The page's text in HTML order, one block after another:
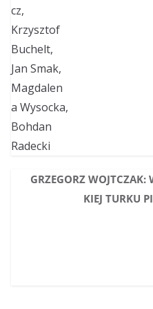
GRZEGORZ WOJTCZAK:
KIEJ TURKU